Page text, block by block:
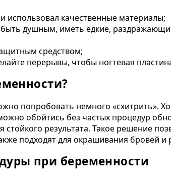
использовал качественные материалы;
душным, иметь едкие,
средством;
перерывы, чтобы ногтевая
попробовать немного
обойтись без частых процедур
результата. Такое решение
подходят для окрашивания бровей и
при беременности